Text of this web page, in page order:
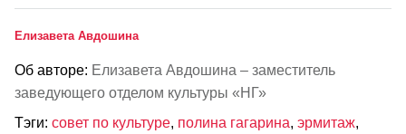
Елизавета Авдошина
Об авторе: Елизавета Авдошина – заместитель
заведующего отделом культуры «НГ»
Тэги: совет по культуре, полина гагарина, эрмитаж,